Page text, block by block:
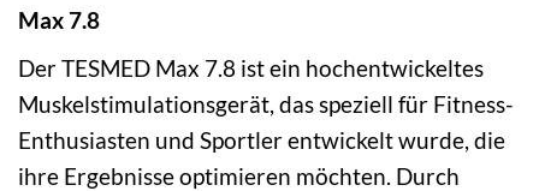
Max 7.8
Der TESMED Max 7.8 ist ein hochentwickeltes
Muskelstimulationsgerät, das speziell für Fitness-
Enthusiasten und Sportler entwickelt wurde, die
ihre Ergebnisse optimieren möchten. Durch